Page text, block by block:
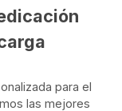
para el
las mejores